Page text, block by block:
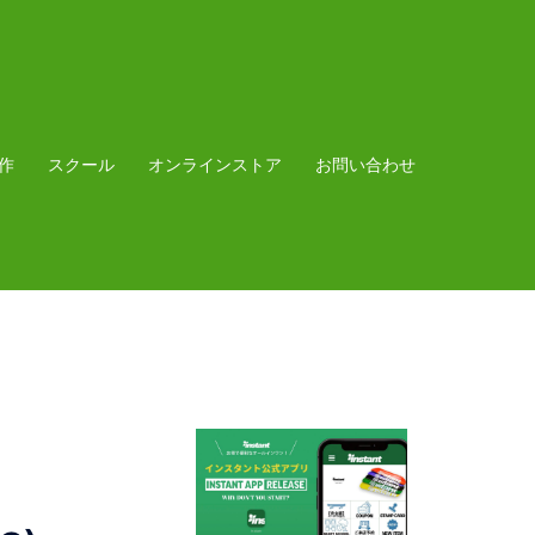
スクール オンラインストア お問い合わせ